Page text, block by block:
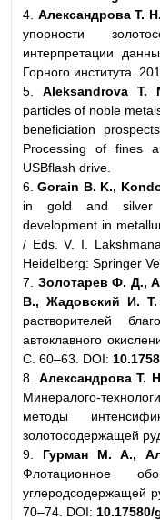
4. Александрова Т.
упорности
интерпретации
Горного института.
5.Aleksandrova T.
particles of noble
beneficiation
Processing of fines
USBflash drive.
6. Gorain B. K.,
in gold and silver
development in
/ Eds. V. I.
Heidelberg: Springer
7. Золотарев Ф. Д.,
В., Жадовский И. Т.
растворителей
автоклавного
С. 60–63. DOI:
8. Александрова Т.
Минералого-
методы
золотосодержащей
9. Гурман М. А.,
Флотационное
углеродсодержащей
70–74. DOI: 10.17580/